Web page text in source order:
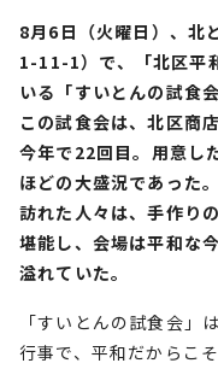
8月6日（火曜日）、北
1-11-1）で、「北区平
いる「すいとんの試食
この試食会は、北区商
今年で22回目。用意し
ほどの大盛況であった。
訪れた人々は、手作り
堪能し、会場は平和な
溢れていた。
「すいとんの試食会」
行事で、平和だからこ